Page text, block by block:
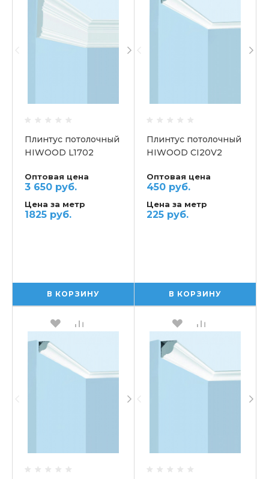
Плинтус потолочный
HIWOOD L1702
Оптовая цена
3 650 руб.
Цена за метр
1825 руб.
В КОРЗИНУ
Плинтус потолочный
HIWOOD CI20V2
Оптовая цена
450 руб.
Цена за метр
225 руб.
В КОРЗИНУ